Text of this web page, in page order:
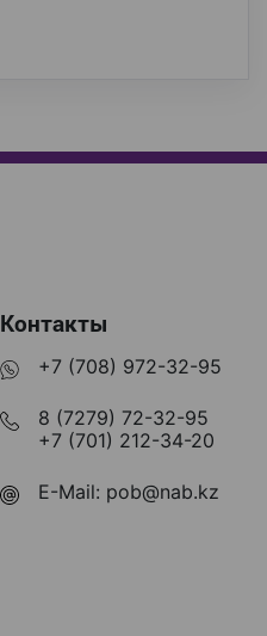
Контакты
+7 (708) 972-32-95
8 (7279) 72-32-95
+7 (701) 212-34-20
E-Mail: pob@nab.kz